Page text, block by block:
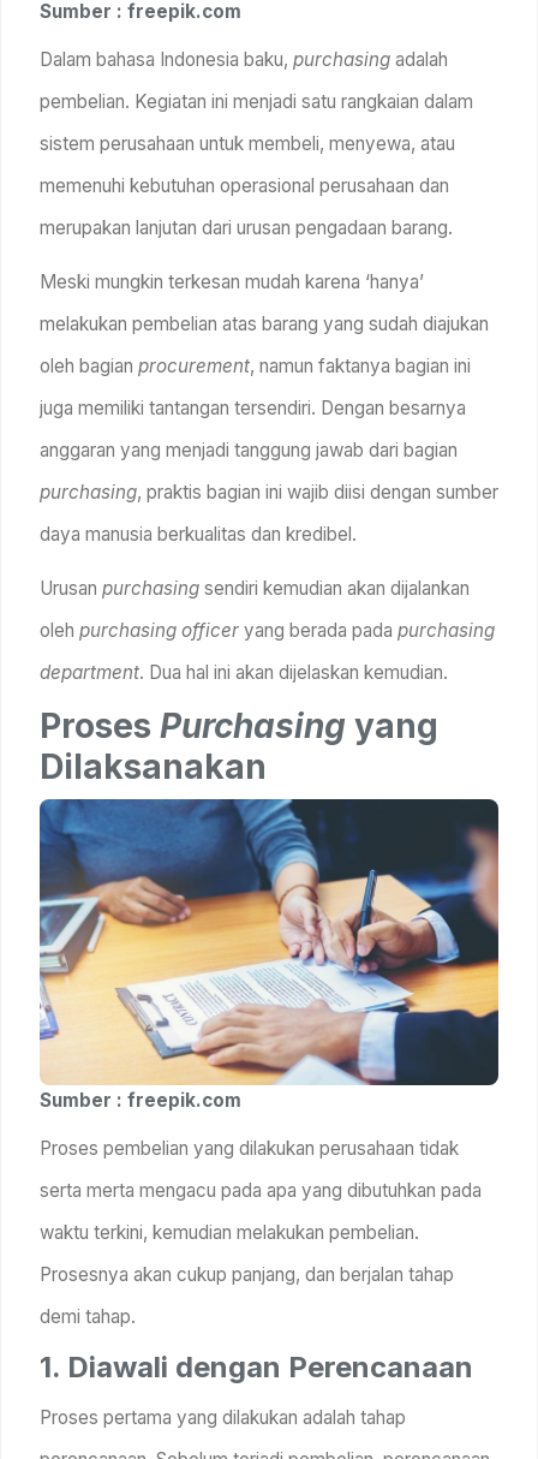
Sumber : freepik.com
Dalam bahasa Indonesia baku, purchasing adalah
pembelian. Kegiatan ini menjadi satu rangkaian dalam
sistem perusahaan untuk membeli, menyewa, atau
memenuhi kebutuhan operasional perusahaan dan
merupakan lanjutan dari urusan pengadaan barang.
Meski mungkin terkesan mudah karena ‘hanya’
melakukan pembelian atas barang yang sudah diajukan
oleh bagian procurement, namun faktanya bagian ini
juga memiliki tantangan tersendiri. Dengan besarnya
anggaran yang menjadi tanggung jawab dari bagian
purchasing, praktis bagian ini wajib diisi dengan sumber
daya manusia berkualitas dan kredibel.
Urusan purchasing sendiri kemudian akan dijalankan
oleh purchasing officer yang berada pada purchasing
department. Dua hal ini akan dijelaskan kemudian.
Proses Purchasing yang
Dilaksanakan
Sumber : freepik.com
Proses pembelian yang dilakukan perusahaan tidak
serta merta mengacu pada apa yang dibutuhkan pada
waktu terkini, kemudian melakukan pembelian.
Prosesnya akan cukup panjang, dan berjalan tahap
demi tahap.
1. Diawali dengan Perencanaan
Proses pertama yang dilakukan adalah tahap